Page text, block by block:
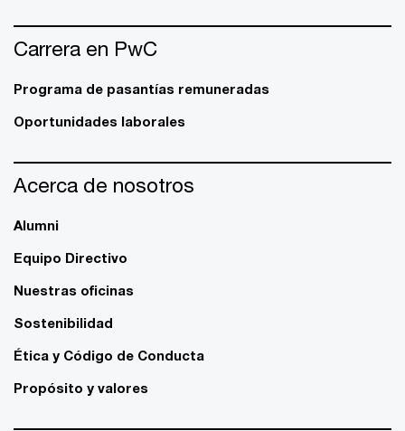
Carrera en PwC
Programa de pasantías remuneradas
Oportunidades laborales
Acerca de nosotros
Alumni
Equipo Directivo
Nuestras oficinas
Sostenibilidad
Ética y Código de Conducta
Propósito y valores